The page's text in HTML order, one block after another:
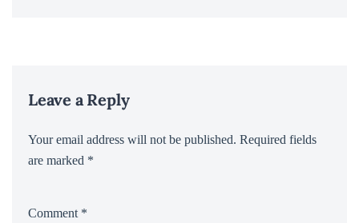
Leave a Reply
Your email address will not be published. Required fields
are marked *
Comment *